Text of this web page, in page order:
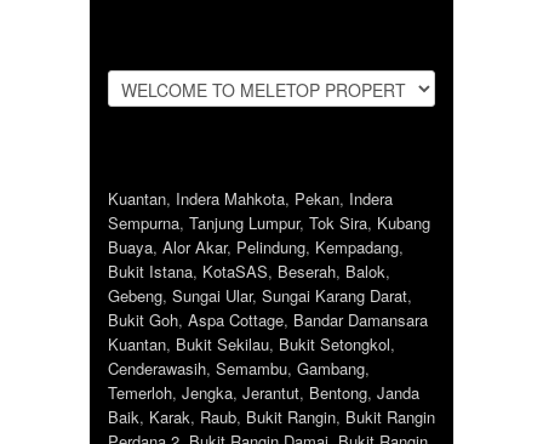
Kuantan, Indera Mahkota, Pekan, Indera
Sempurna, Tanjung Lumpur, Tok Sira, Kubang
Buaya, Alor Akar, Pelindung, Kempadang,
Bukit Istana, KotaSAS, Beserah, Balok,
Gebeng, Sungai Ular, Sungai Karang Darat,
Bukit Goh, Aspa Cottage, Bandar Damansara
Kuantan, Bukit Sekilau, Bukit Setongkol,
Cenderawasih, Semambu, Gambang,
Temerloh, Jengka, Jerantut, Bentong, Janda
Baik, Karak, Raub, Bukit Rangin, Bukit Rangin